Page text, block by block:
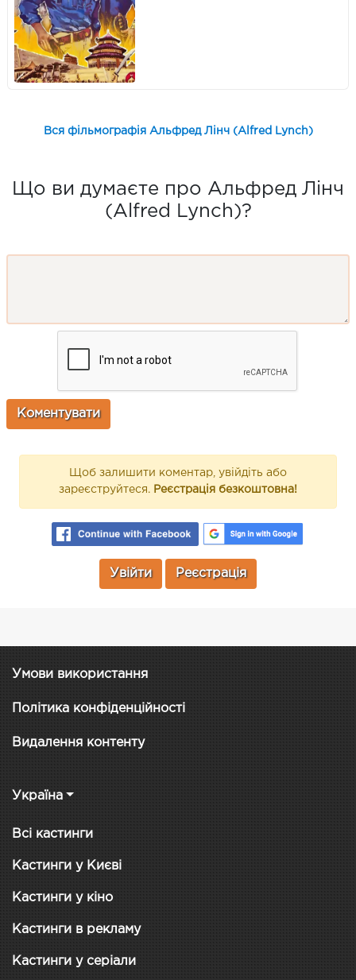
Вся фільмографія Альфред Лінч (Alfred Lynch)
Що ви думаєте про Альфред Лінч
(Alfred Lynch)?
Щоб залишити коментар, увійдіть або
зареєструйтеся. Реєстрація безкоштовна!
Увійти Реєстрація
Умови використання
Політика конфіденційності
Видалення контенту
Україна
Всі кастинги
Кастинги у Києві
Кастинги у кіно
Кастинги в рекламу
Кастинги у серіали